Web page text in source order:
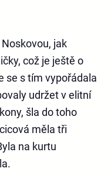
jak
což je ještě o
se s tím vypořádala
udržet v elitní
šla do toho
měla tři
na kurtu